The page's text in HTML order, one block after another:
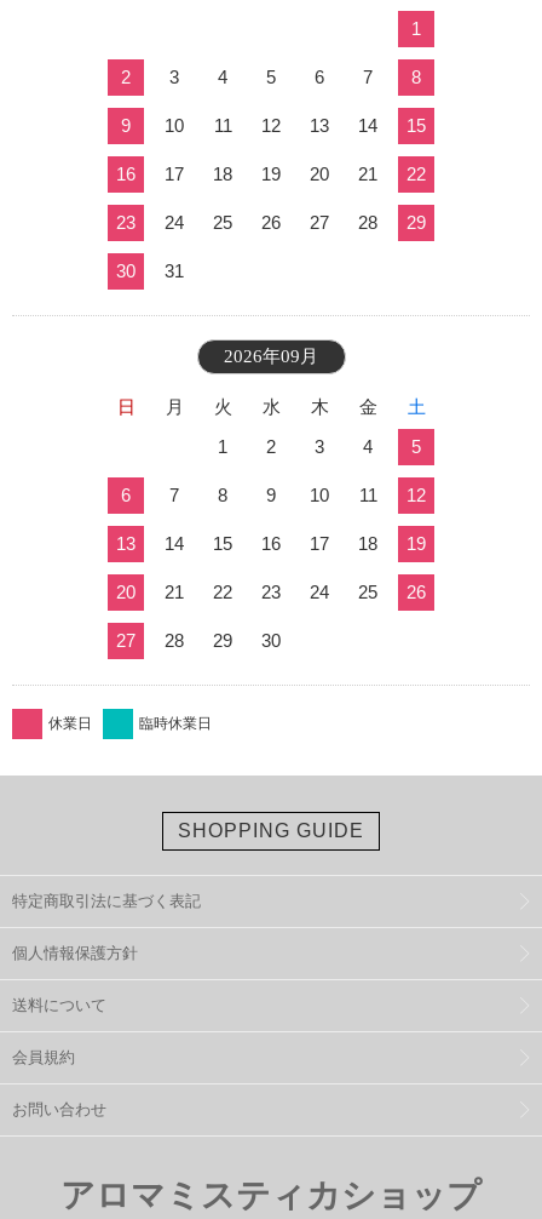
1
2 3 4 5 6 7 8
9 10 11 12 13 14 15
16 17 18 19 20 21 22
23 24 25 26 27 28 29
30 31
2026年09月
日 月 火 水 木 金
土
1
2 3 4 5
6 7 8 9 10 11 12
13 14 15 16 17 18 19
20 21 22 23 24 25 26
27 28 29 30
休業日 臨時休業日
SHOPPING GUIDE
特定商取引法に基づく表記
個人情報保護方針
送料について
会員規約
お問い合わせ
アロマミスティカショップ